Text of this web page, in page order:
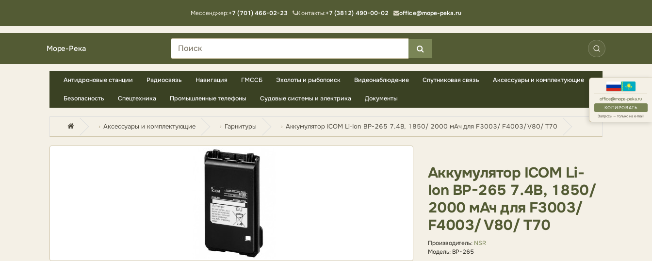
office@mope-peka.ru
КОПИРОВАТЬ
Запросы — только на e-mail
Мессенджер:+7 (701) 466-02-23 Контакты:+7 (3812) 490-00-02 office@mope-peka.ru
Море-Река
Антидроновые станции Радиосвязь Навигация ГМССБ Эхолоты и рыбопоиск Видеонаблюдение Спутниковая связь Аксессуары и комплектующие
Безопасность Спецтехника Промышленные телефоны Судовые системы и электрика Документы
Аксессуары и комплектующие Гарнитуры Аккумулятор ICOM Li-Ion BP-265 7.4В, 1850/ 2000 мАч для F3003/ F4003/ V80/ T70
Аккумулятор ICOM Li-
Ion BP-265 7.4В, 1850/
2000 мАч для F3003/
F4003/ V80/ T70
Производитель: NSR
Модель: BP-265